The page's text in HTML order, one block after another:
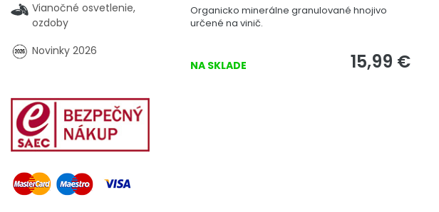
Organicko minerálne granulované hnojivo
určené na vinič.
NA SKLADE 15,99 €
Vianočné osvetlenie,
ozdoby
Novinky 2026